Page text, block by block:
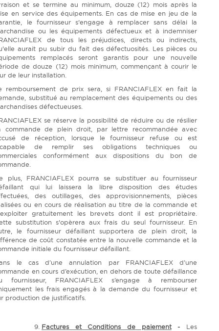
et se termine au minimum, douze (12) mois après la
en service des équipements. En cas de mise en jeu de la
le fournisseur s'engage à remplacer sans délai la
ou les équipements défectueux et à indemniser
de tous les préjudices, directs ou indirects,
aurait pu subir du fait des défectuosités. Les pièces ou
remplacés seront garantis pour une nouvelle
de douze (12) mois minimum, commençant à courir le
de leur installation.
remboursement de prix sera, si FRANCIAFLEX en fait la
substitué au remplacement des équipements ou des
défectueuses.
se réserve la possibilité de réduire ou de résilier
commande de plein droit, par lettre recommandée avec
de réception, lorsque le fournisseur refuse ou est
de remplir ses obligations techniques ou
conformément aux dispositions du bon de
plus, FRANCIAFLEX pourra se substituer au fournisseur
qui lui laissera la libre disposition des études
des outillages, des approvisionnements, pièces
ou en cours de réalisation au titre de la commande et
gratuitement les brevets dont il est propriétaire.
substitution s'opèrera aux frais du seul fournisseur. En
le fournisseur défaillant supportera de plein droit, la
de coût constatée entre la nouvelle commande et la
initiale du fournisseur défaillant.
le cas d’une annulation par FRANCIAFLEX d’une
en cours d’exécution, en dehors de toute défaillance
fournisseur, FRANCIAFLEX s’engage à rembourser
les frais engagés à la demande du fournisseur et
production de justificatifs.
Factures et Conditions de paiement- Les